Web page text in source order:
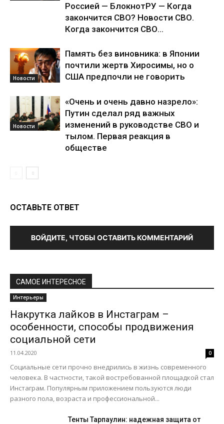
Россией — БлокнотРУ — Когда
закончится СВО? Новости СВО.
Когда закончится СВО...
Новости
Память без виновника: в Японии
почтили жертв Хиросимы, но о
США предпочли не говорить
Новости
«Очень и очень давно назрело»:
Путин сделал ряд важных
изменений в руководстве СВО и
тылом. Первая реакция в
обществе
ОСТАВЬТЕ ОТВЕТ
ВОЙДИТЕ, ЧТОБЫ ОСТАВИТЬ КОММЕНТАРИЙ
САМОЕ ИНТЕРЕСНОЕ
Интерьеры
Накрутка лайков в Инстаграм –
особенности, способы продвижения
социальной сети
11.04.2020 0
Социальные сети прочно внедрились в жизнь современного
человека. В частности, такой востребованной площадкой стал
Инстаграм. Популярным приложением пользуются люди
разного пола, возраста и профессиональной...
Тенты Тарпаулин: надежная защита от